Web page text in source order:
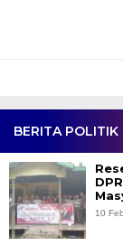
BERITA POLITIK
10